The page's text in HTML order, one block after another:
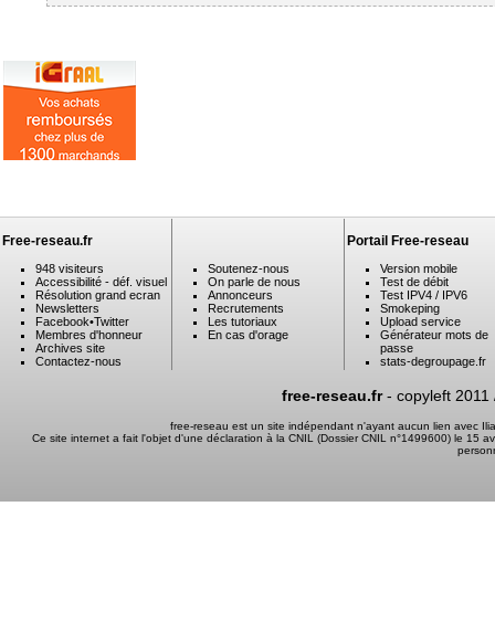
Free-reseau.fr
948 visiteurs
Accessibilité - déf. visuel
Résolution grand ecran
Newsletters
Facebook•Twitter
Membres d'honneur
Archives site
Contactez-nous
Soutenez-nous
On parle de nous
Annonceurs
Recrutements
Les tutoriaux
En cas d'orage
Portail Free-reseau
Version mobile
Test de débit
Test IPV4 / IPV6
Smokeping
Upload service
Générateur mots de
passe
stats-degroupage.fr
free-reseau.fr- copyleft 2011
free-reseau est un site indépendant n'ayant aucun lien avec
Ce site internet a fait l'objet d'une déclaration à la CNIL (Dossier CNIL n°1499600) le 15